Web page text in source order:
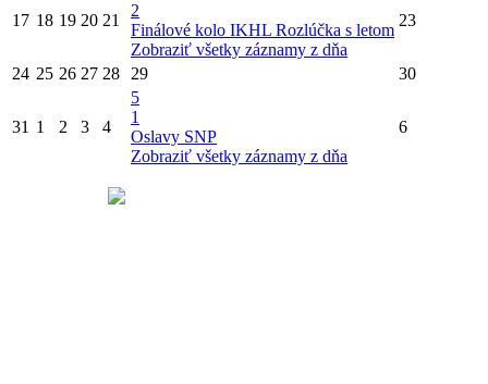
17 18 19 20 21
2
Finálové kolo IKHL Rozlúčka s letom
Zobraziť všetky záznamy z dňa
23
24 25 26 27 28 29 30
31 1 2 3 4
5
1
Oslavy SNP
Zobraziť všetky záznamy z dňa
6